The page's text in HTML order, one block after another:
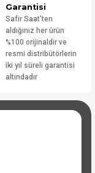
Garantisi
Safir Saat'ten
aldığınız her ürün
%100 orijinaldir ve
resmi distribütörlerin
iki yıl süreli garantisi
altındadır